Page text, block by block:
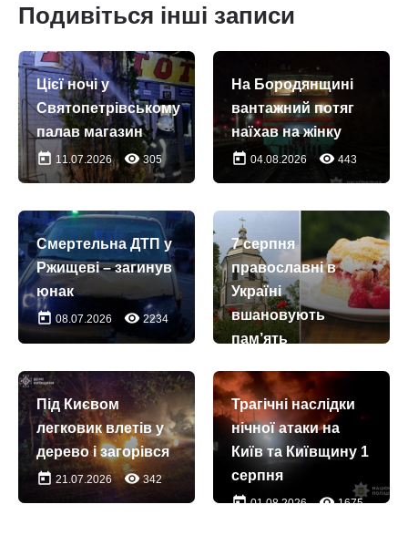
Подивіться інші записи
Цієї ночі у
Святопетрівському
палав магазин
today 11.07.2026 remove_red_eye 305
На Бородянщині
вантажний потяг
наїхав на жінку
today 04.08.2026 remove_red_eye 443
Смертельна ДТП у
Ржищеві – загинув
юнак
today 08.07.2026 remove_red_eye 2234
7 серпня
православні в
Україні
вшановують
пам’ять
Пимена
Багатохворобого
та Пимена
Постника
today07.08.2026
Під Києвом
легковик влетів у
дерево і загорівся
today 21.07.2026 remove_red_eye342
Трагічні наслідки
нічної атаки на
Київ та Київщину 1
серпня
today01.08.2026 remove_red_eye1675